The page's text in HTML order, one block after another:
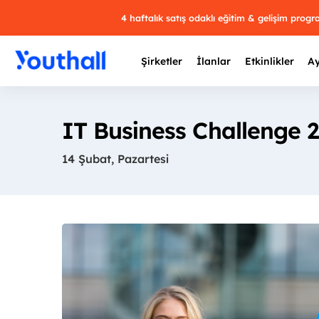
4 haftalık satış odaklı eğitim & gelişim
Şirketler İlanlar Etkinlikler
IT Business Challenge
14 Şubat, Pazartesi